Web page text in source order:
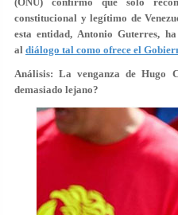
constitucional y legítimo de
esta entidad, Antonio Guterres,
al diálogo tal como ofrece el
Análisis: La venganza de Hugo
demasiado lejano?